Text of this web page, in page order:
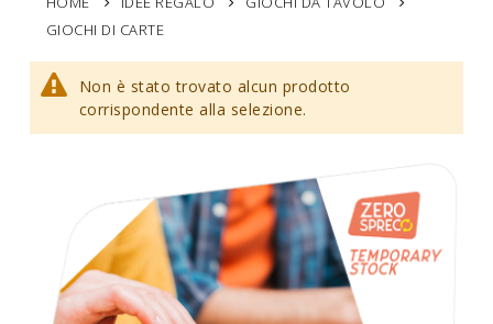
GIOCHI DI CARTE
Non è stato trovato alcun prodotto
corrispondente alla selezione.